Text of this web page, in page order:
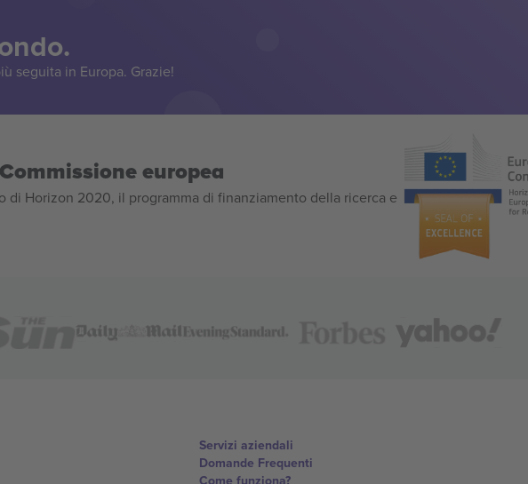
seguita in Europa. Grazie!
europea
di Horizon 2020, il programma di finanziamento della ricerca e
Servizi aziendali
Domande Frequenti
Come funziona?